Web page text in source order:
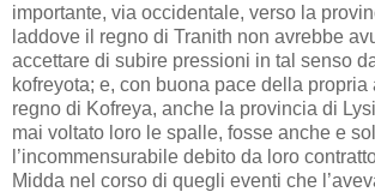
importante, via occidentale, verso la
laddove il regno di Tranith non avrebbe
accettare di subire pressioni in tal senso
kofreyota; e, con buona pace della propria
regno di Kofreya, anche la provincia di
mai voltato loro le spalle, fosse anche e
l’incommensurabile debito da loro
Midda nel corso di quegli eventi che